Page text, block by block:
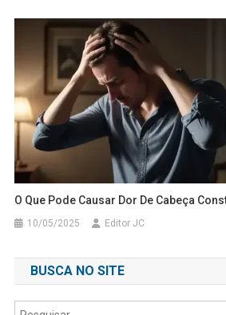
O Que Pode Causar Dor De Cabeça
10/05/2025 Editor JC
BUSCA NO SITE